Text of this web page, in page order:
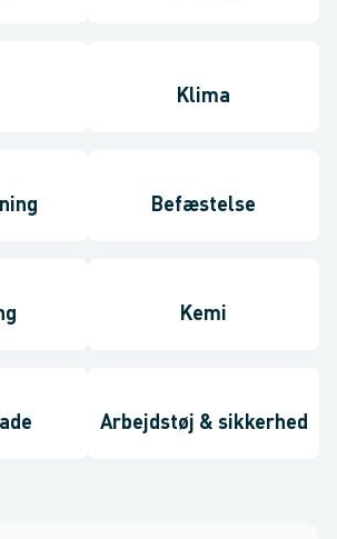
Klima
Befæstelse
Kemi
Arbejdstøj & sikkerhed